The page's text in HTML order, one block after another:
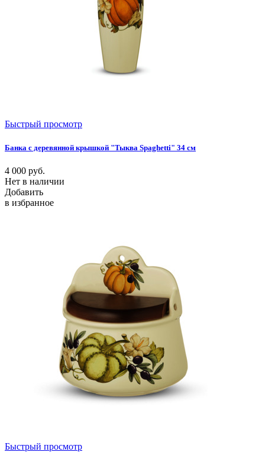
Быстрый просмотр
Банка с деревянной крышкой "Тыква Spaghetti" 34 см
4 000 руб.
Нет в наличии
Добавить
в избранное
Быстрый просмотр